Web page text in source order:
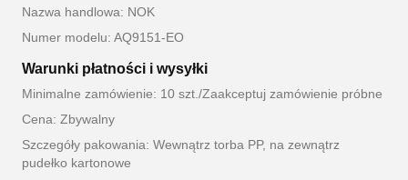
Nazwa handlowa: NOK
Numer modelu: AQ9151-EO
Warunki płatności i wysyłki
Minimalne zamówienie: 10 szt./Zaakceptuj zamówienie próbne
Cena: Zbywalny
Szczegóły pakowania: Wewnątrz torba PP, na zewnątrz
pudełko kartonowe